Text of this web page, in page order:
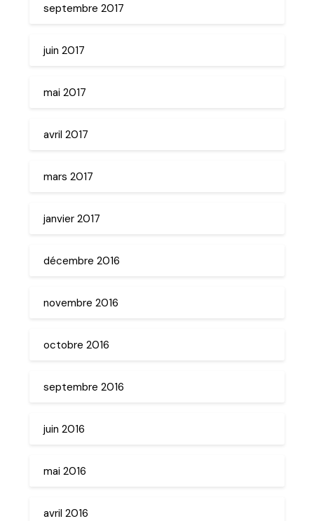
septembre 2017
juin 2017
mai 2017
avril 2017
mars 2017
janvier 2017
décembre 2016
novembre 2016
octobre 2016
septembre 2016
juin 2016
mai 2016
avril 2016